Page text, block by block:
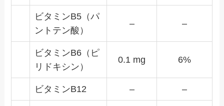
ビタミンB5（パ
ントテン酸）
– –
ビタミンB6（ピ
リドキシン）
0.1 mg 6%
ビタミンB12 – –